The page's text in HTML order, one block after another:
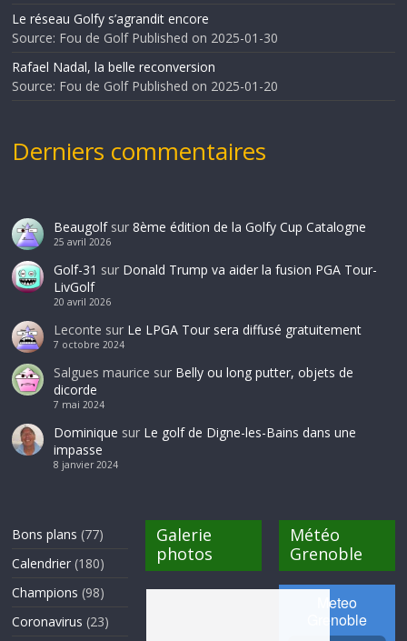
Le réseau Golfy s’agrandit encore
Source: Fou de Golf Published on 2025-01-30
Rafael Nadal, la belle reconversion
Source: Fou de Golf Published on 2025-01-20
Derniers commentaires
Beaugolfsur 8ème édition de la Golfy Cup Catalogne
25 avril 2026
Golf-31 sur Donald Trump va aider la fusion PGA Tour-
LivGolf
20 avril 2026
Leconte sur Le LPGA Tour sera diffusé gratuitement
7 octobre 2024
Salgues maurice sur Belly ou long putter, objets de
dicorde
7 mai 2024
Dominique sur Le golf de Digne-les-Bains dans une
impasse
8 janvier 2024
Bons plans (77)
Calendrier (180)
Champions (98)
Coronavirus (23)
Galerie
photos
Météo
Grenoble